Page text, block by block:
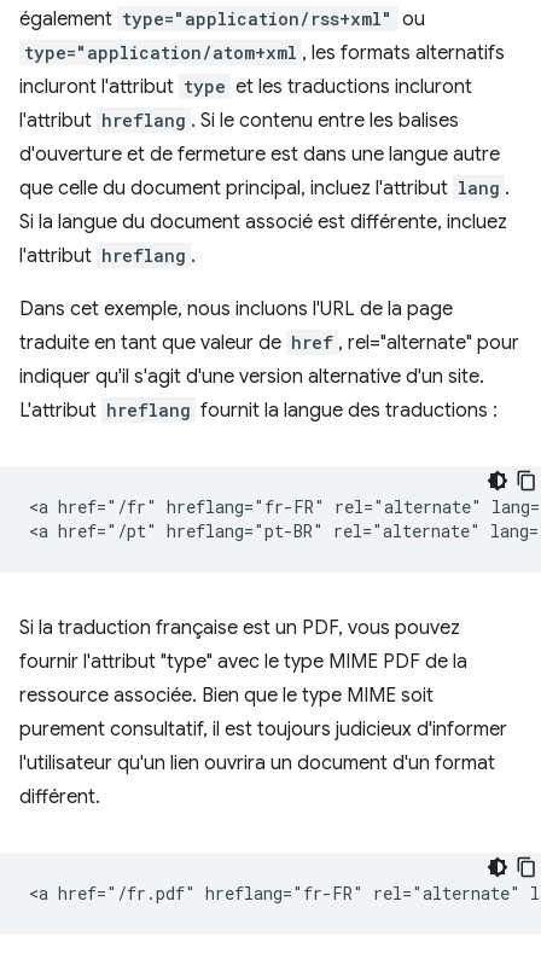
également type="application/rss+xml" ou
type="application/atom+xml , les formats alternatifs
incluront l'attribut type et les traductions incluront
l'attribut hreflang . Si le contenu entre les balises
d'ouverture et de fermeture est dans une langue autre
que celle du document principal, incluez l'attribut lang .
Si la langue du document associé est différente, incluez
l'attribut hreflang .
Dans cet exemple, nous incluons l'URL de la page
traduite en tant que valeur de href , rel="alternate" pour
indiquer qu'il s'agit d'une version alternative d'un site.
L'attribut hreflang fournit la langue des traductions :
<a href="/fr" hreflang="fr-FR" rel="alternate"
Si la traduction française est un PDF, vous pouvez
fournir l'attribut "type" avec le type MIME PDF de la
ressource associée. Bien que le type MIME soit
purement consultatif, il est toujours judicieux d'informer
l'utilisateur qu'un lien ouvrira un document d'un format
différent.